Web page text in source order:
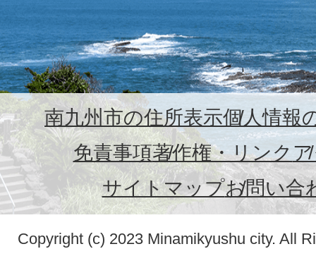
南九州市の住所表示個人情報
免責事項著作権・リンク
サイトマップお問い合
Copyright (c) 2023 Minamikyushu city. All